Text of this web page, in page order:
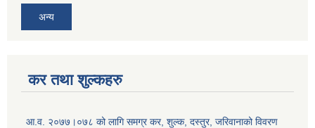
अन्य
कर तथा शुल्कहरु
आ.व. २०७७।०७८ को लागि समग्र कर, शुल्क, दस्तुर, जरिवानाको विवरण